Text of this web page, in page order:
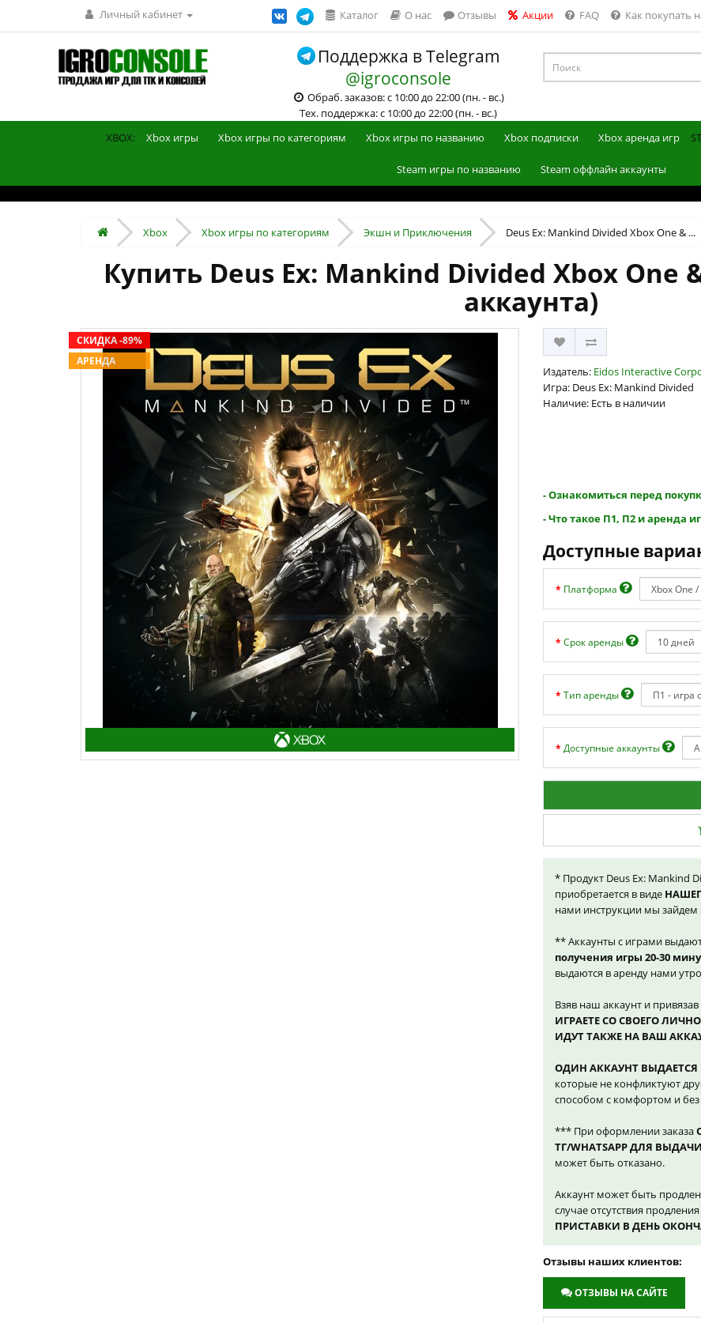
Личный кабинет Каталог О нас Отзывы Акции FAQ Как покупать
Поддержка в Telegram
@igroconsole
Обраб. заказов: с 10:00 до 22:00 (пн. - вс.)
Тех. поддержка: с 10:00 до 22:00 (пн. - вс.)
XBOX: Xbox игры Xbox игры по категориям Xbox игры по названию Xbox подписки Xbox аренда игр
Steam игры по названию Steam оффлайн аккаунты
Xbox Xbox игры по категориям Экшн и Приключения Deus Ex: Mankind Divided Xbox One & ...
Купить Deus Ex: Mankind Divided Xbox One
аккаунта)
СКИДКА -89%
АРЕНДА
Издатель: Eidos Interactive
Игра: Deus Ex: Mankind Divided
Наличие: Есть в наличии
- Ознакомиться перед
- Что такое П1, П2 и аренда
Доступные
Платформа
Срок аренды
Тип аренды
Доступные аккаунты
* Продукт Deus Ex: Mankind
приобретается в виде
нами инструкции мы зайдем
** Аккаунты с играми
получения игры 20-30
выдаются в аренду нами
Взяв наш аккаунт и
ИГРАЕТЕ СО СВОЕГО
ИДУТ ТАКЖЕ НА ВАШ
ОДИН АККАУНТ
которые не конфликтуют
способом с комфортом и
*** При оформлении заказа
ТГ/WHATSAPP ДЛЯ
может быть отказано.
Аккаунт может быть
случае отсутствия
ПРИСТАВКИ В ДЕНЬ
Отзывы наших клиентов:
ОТЗЫВЫ НА САЙТЕ